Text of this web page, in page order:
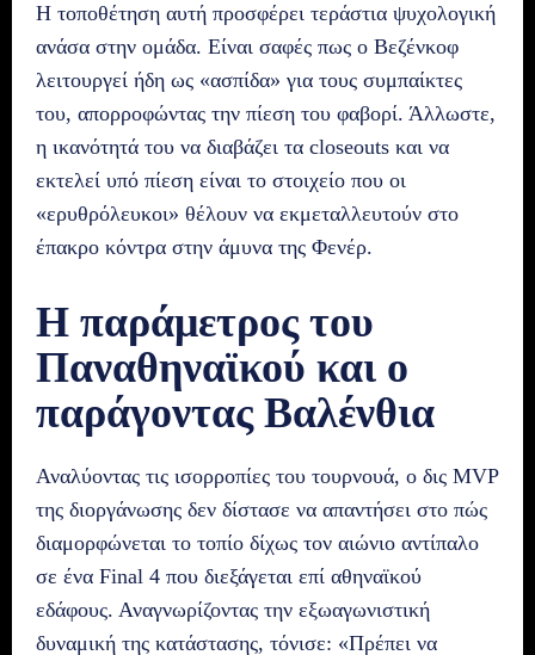
Η τοποθέτηση αυτή προσφέρει τεράστια ψυχολογική
ανάσα στην ομάδα. Είναι σαφές πως ο Βεζένκοφ
λειτουργεί ήδη ως «ασπίδα» για τους συμπαίκτες
του, απορροφώντας την πίεση του φαβορί. Άλλωστε,
η ικανότητά του να διαβάζει τα closeouts και να
εκτελεί υπό πίεση είναι το στοιχείο που οι
«ερυθρόλευκοι» θέλουν να εκμεταλλευτούν στο
έπακρο κόντρα στην άμυνα της Φενέρ.
Η παράμετρος του
Παναθηναϊκού και ο
παράγοντας Βαλένθια
Αναλύοντας τις ισορροπίες του τουρνουά, ο δις MVP
της διοργάνωσης δεν δίστασε να απαντήσει στο πώς
διαμορφώνεται το τοπίο δίχως τον αιώνιο αντίπαλο
σε ένα Final 4 που διεξάγεται επί αθηναϊκού
εδάφους. Αναγνωρίζοντας την εξωαγωνιστική
δυναμική της κατάστασης, τόνισε: «Πρέπει να